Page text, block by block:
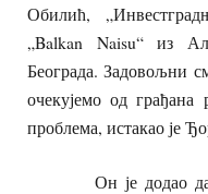
Обилић,
„Balkan Naisu“ из
Београда. Задовољни
очекујемо од
проблема, истакао је
Он је додао да се